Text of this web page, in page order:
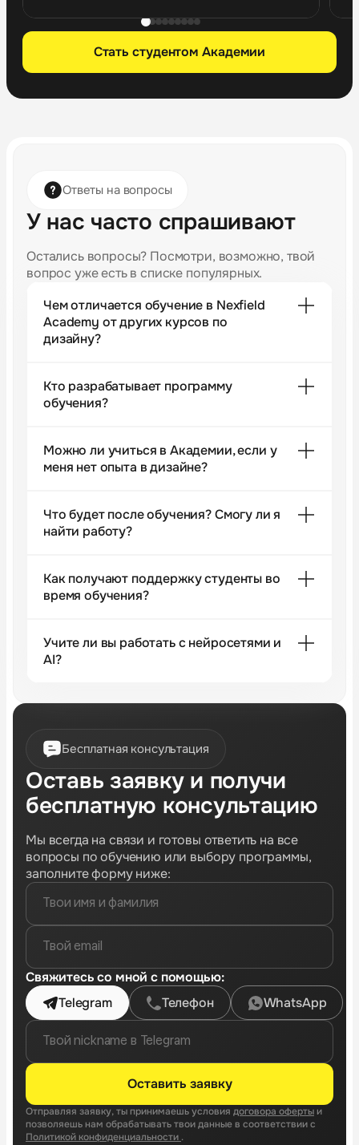
Стать студентом Академии
Бесплатная консультация
Оставь заявку и получи
бесплатную консультацию
Мы всегда на связи и готовы ответить на все
вопросы по обучению или выбору программы,
заполните форму ниже:
Свяжитесь со мной c помощью:
Telegram
Телефон WhatsApp
Оставить заявку
Отправляя заявку, ты принимаешь условия договора офертыи
позволяешь нам обрабатывать твои данные в соответствии с
Политикой конфиденциальности .
Ответы на вопросы
У нас часто спрашивают
Остались вопросы? Посмотри, возможно, твой
вопрос уже есть в списке популярных.
Чем отличается обучение в Nexfield
Academy от других курсов по
дизайну?
Кто разрабатывает программу
обучения?
Можно ли учиться в Академии, если у
меня нет опыта в дизайне?
Что будет после обучения? Смогу ли я
найти работу?
Как получают поддержку студенты во
время обучения?
Учите ли вы работать с нейросетями и
AI?